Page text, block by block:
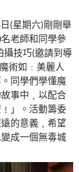
(星期六)剛剛舉
老師和同學參
攝技巧(邀請到導
術如﹕美麗人
同學們學懂魔
事中﹐以配合
」。活動籌委
的意義﹐希望
成一個無毒城